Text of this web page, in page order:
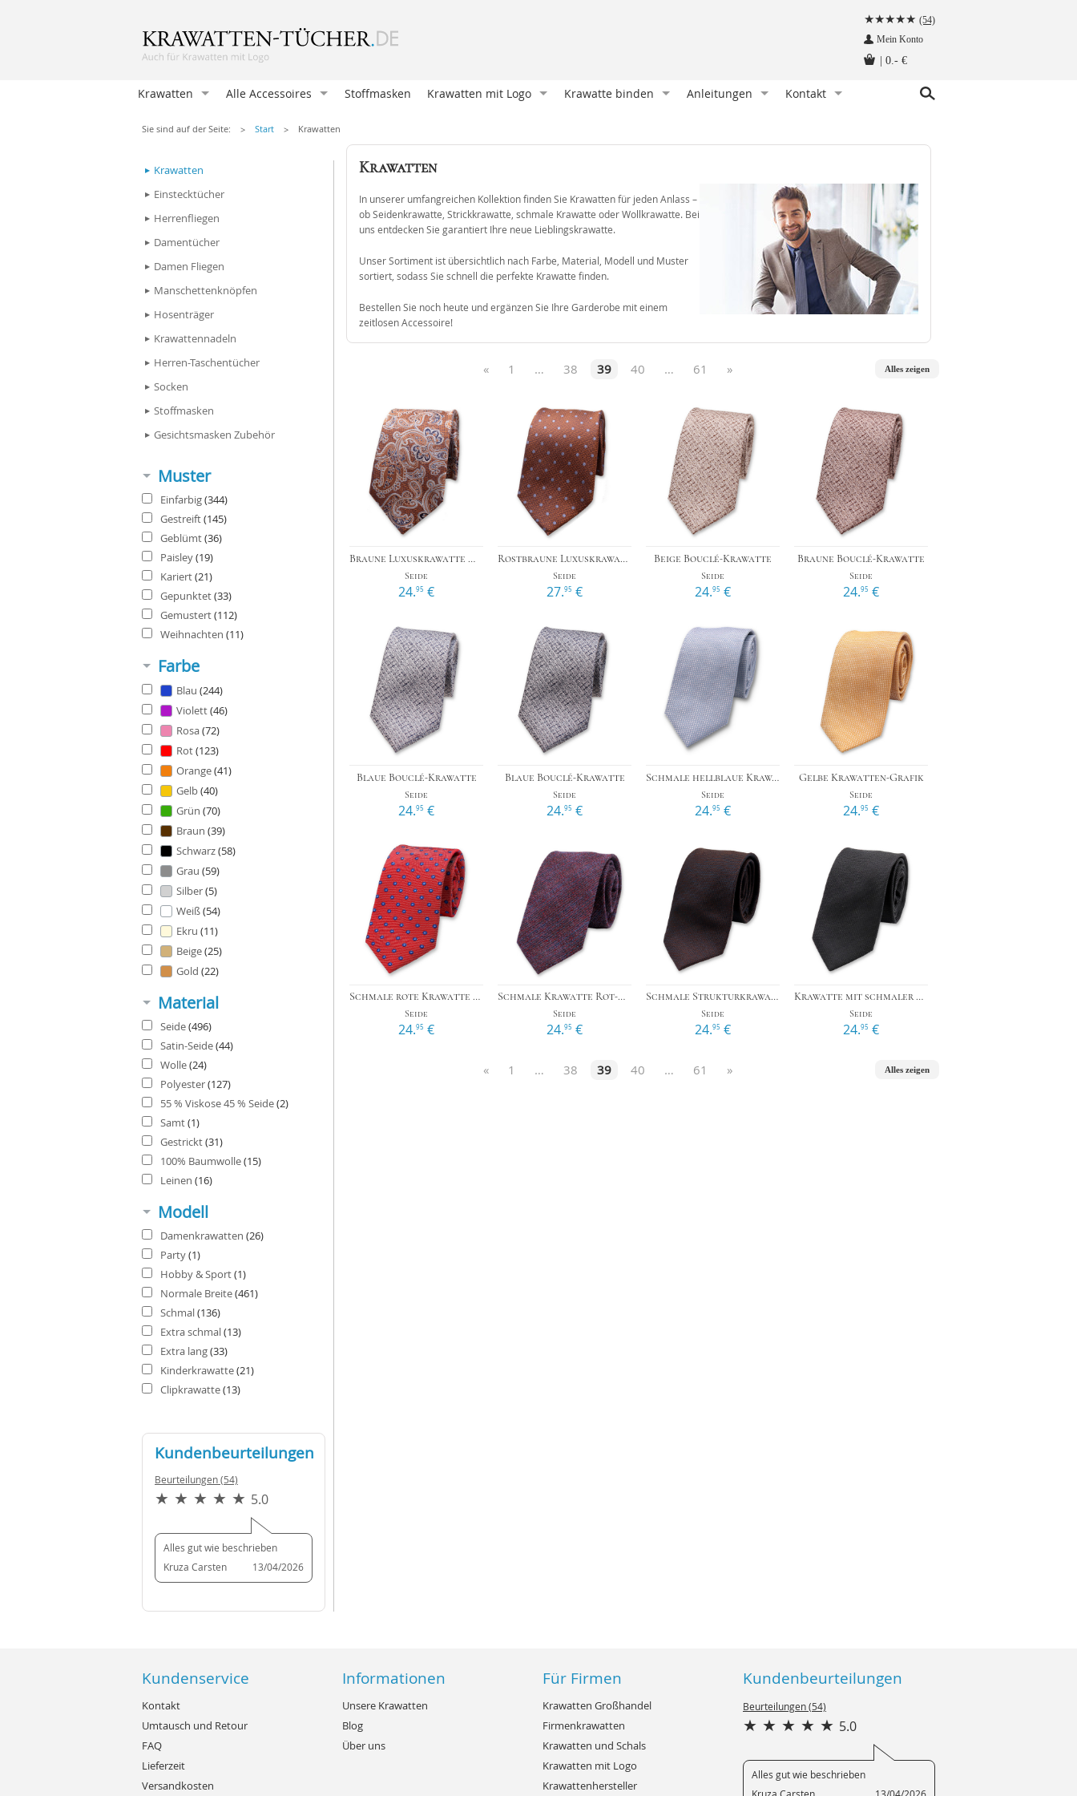
(54)
Mein Konto
0.- €
Krawatten
Alle Accessoires
Herren-Taschentücher
Socken
Stoffmasken
Krawatten mit Logo
Krawatte bedrucken
Krawatten und Schals
Unsere Kunden
Geschenkverpackungen
Krawatte binden
Four in Hand
Doppelter Windsor
Nicky Knoten
Victoria Knoten
Sankt Andreas
Anleitungen
Manschettenknöpfe am Hemd befestigen
Ein Einstecktuch falten
Krawatte aufbewahren - so geht‘s richtig
Eine Krawattennadel tragen. Wie trägt man sie richtig?
Hosenträger befestigt man so!
Manschettenknöpfe - wie werden sie getragen
Kontakt
Angebot anfragen
Impressum
Sie sind auf der Seite: Start Krawatten
Krawatten
Einstecktücher
Herrenfliegen
Damentücher
Damen Fliegen
Manschettenknöpfen
Hosenträger
Krawattennadeln
Herren-Taschentücher
Socken
Stoffmasken
Gesichtsmasken Zubehör
Muster
Einfarbig(344)
Gestreift(145)
Geblümt(36)
Paisley(19)
Kariert(21)
Gepunktet(33)
Gemustert(112)
Weihnachten (11)
Farbe
Blau (244)
Violett(46)
Rosa(72)
Rot(123)
Orange(41)
Gelb(40)
Grün (70)
Braun (39)
Schwarz(58)
Grau (59)
Silber(5)
Weiß(54)
Ekru (11)
Beige(25)
Gold (22)
Material
Seide(496)
Satin-Seide(44)
Wolle(24)
Polyester(127)
55 % Viskose 45 % Seide(2)
Samt(1)
Gestrickt(31)
100% Baumwolle(15)
Leinen (16)
Modell
Damenkrawatten (26)
Party(1)
Hobby & Sport(1)
Normale Breite(461)
Schmal(136)
Extra schmal(13)
Extra lang(33)
Kinderkrawatte(21)
Clipkrawatte(13)
Kundenbeurteilungen
Beurteilungen (54)
5.0
Alles gut wie beschrieben
Kruza Carsten
13/04/2026
Krawatten
In unserer umfangreichen Kollektion finden Sie Krawatten für jeden Anlass –
ob Seidenkrawatte, Strickkrawatte, schmale Krawatte oder Wollkrawatte. Bei
uns entdecken Sie garantiert Ihre neue Lieblingskrawatte.
Unser Sortiment ist übersichtlich nach Farbe, Material, Modell und Muster
sortiert, sodass Sie schnell die perfekte Krawatte finden.
Bestellen Sie noch heute und ergänzen Sie Ihre Garderobe mit einem
zeitlosen Accessoire!
« 1 … 38 39 40 … 61 » Alles zeigen
›
Braune Luxuskrawatte Hellblaues Paisleymuster
Seide
24.95 €
›
Rostbraune Luxuskrawatte Hellblaue Punkte
Seide
27.95 €
›
Beige Bouclé-Krawatte
Seide
24.95 €
Braune Bouclé-Krawatte
Seide
24.95 €
›
Blaue Bouclé-Krawatte
Seide
24.95 €
›
Blaue Bouclé-Krawatte
Seide
24.95 €
›
Schmale hellblaue Krawattengrafik
Seide
24.95 €
Gelbe Krawatten-Grafik
Seide
24.95 €
›
Schmale rote Krawatte mit blauen Punkten
Seide
24.95 €
›
Schmale Krawatte Rot-Blau Gemischt
Seide
24.95 €
›
Schmale Strukturkrawatte - Dunkelblau-Braun
Seide
24.95 €
Krawatte mit schmaler Struktur - Schwarz
Seide
24.95 €
« 1 … 38 39 40 … 61 » Alles zeigen
Kundenservice
Kontakt
Umtausch und Retour
FAQ
Lieferzeit
Versandkosten
Informationen
Unsere Krawatten
Blog
Über uns
Für Firmen
Krawatten Großhandel
Firmenkrawatten
Krawatten und Schals
Krawatten mit Logo
Krawattenhersteller
Kundenbeurteilungen
Beurteilungen (54)
5.0
Alles gut wie beschrieben